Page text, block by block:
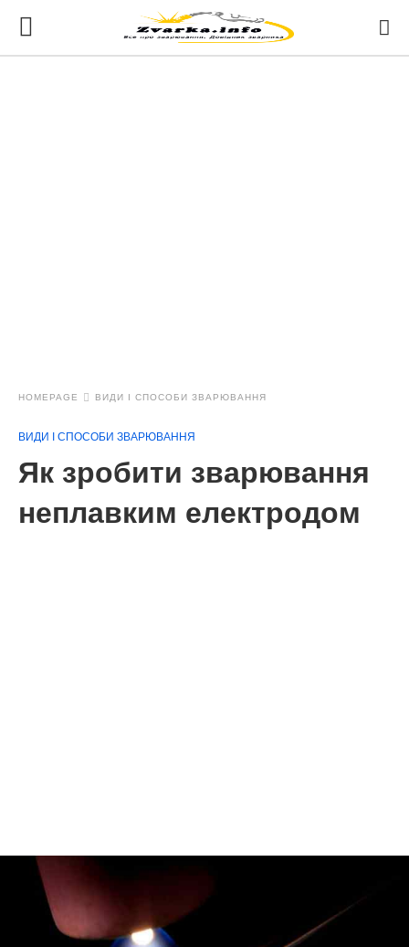
HOMEPAGE ВИДИ І СПОСОБИ ЗВАРЮВАННЯ
ВИДИ І СПОСОБИ ЗВАРЮВАННЯ
Як зробити зварювання
неплавким електродом